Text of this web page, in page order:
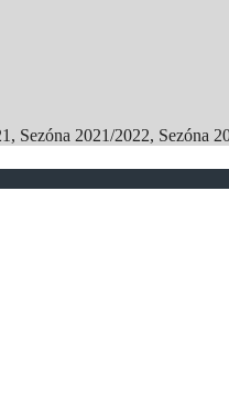
Sezóna 2021/2022, Sezóna